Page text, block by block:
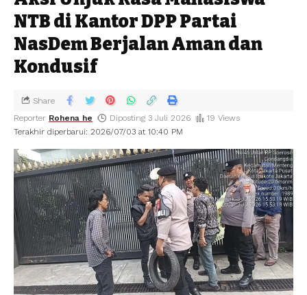
NTB di Kantor DPP Partai
NasDem Berjalan Aman dan
Kondusif
Terakhir diperbarui: 2026/07/03 at 10:40 PM
Reporter Rohena he Diposting 3 Juli 2026 19 Views
Share